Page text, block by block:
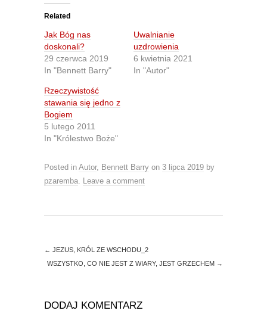
t
o
s
h
a
r
e
o
n
T
i
t
t
e
r
(
O
s
n
w
o
w
)
o
n
F
c
e
b
(
n
i
w
d
o
w
Related
Jak Bóg nas
doskonali?
29 czerwca 2019
In "Bennett Barry"
Uwalnianie
uzdrowienia
6 kwietnia 2021
In "Autor"
Rzeczywistość
stawania się jedno z
Bogiem
5 lutego 2011
In "Królestwo Boże"
Posted in Autor, Bennett Barry on 3 lipca 2019 by
pzaremba Leave a comment
← JEZUS, KRÓL ZE WSCHODU_2
WSZYSTKO, CO NIE JEST Z WIARY, JEST GRZECHEM →
DODAJ KOMENTARZ